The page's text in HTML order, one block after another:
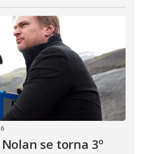
se torna 3º